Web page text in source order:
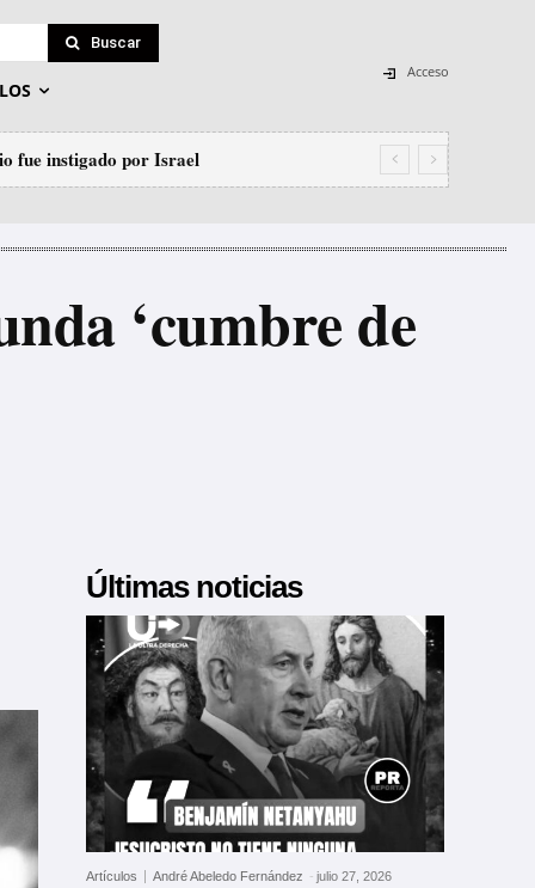
Buscar
Acceso
fue instigado por Israel
los monos»: senador Kennedy justifica
‘cumbre de
Últimas noticias
Artículos André Abeledo Fernández - julio 27, 2026